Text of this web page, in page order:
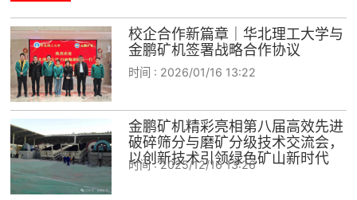
校企合作新篇章｜华北理工大学与
金鹏矿机签署战略合作协议
时间 : 2026/01/16 13:22
金鹏矿机精彩亮相第八届高效先进
破碎筛分与磨矿分级技术交流会，
以创新技术引领绿色矿山新时代
时间 :2025/12/16 13:26